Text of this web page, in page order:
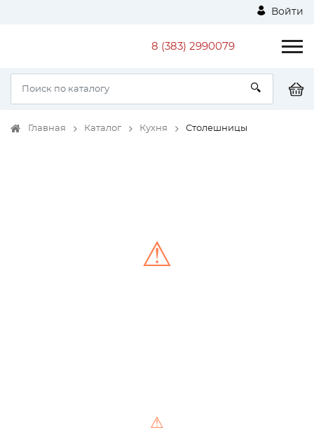
Войти
8 (383) 2990079
Главная Каталог Кухня Столешницы
⚠
⚠